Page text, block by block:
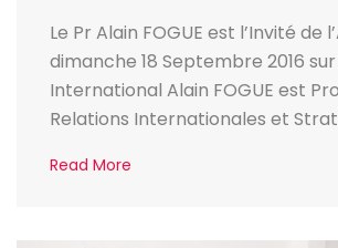
Le Pr Alain FOGUE est l’Invité de
dimanche 18 Septembre 2016
International Alain FOGUE est
Relations Internationales et
Read More